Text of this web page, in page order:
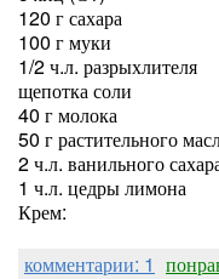
120 г сахара
100 г муки
1/2 ч.л. разрыхлителя
щепотка соли
40 г молока
50 г растительного
2 ч.л. ванильного
1 ч.л. цедры лимона
Крем:
комментарии: 1